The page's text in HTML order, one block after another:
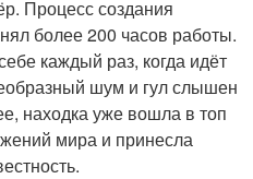
Процесс создания
более 200 часов работы.
каждый раз, когда идёт
шум и гул слышен
находка уже вошла в топ
мира и принесла